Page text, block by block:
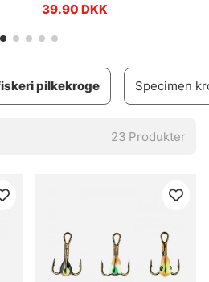
39.90 DKK
Specimen
pilkekroge
23 Produkter